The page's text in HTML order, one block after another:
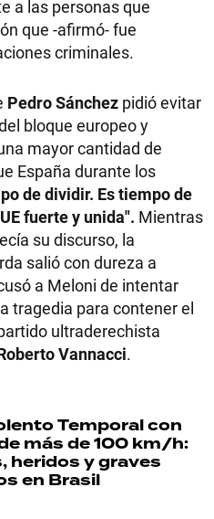
a las personas que
que -afirmó- fue
criminales.
Pedro Sánchez pidió evitar
bloque europeo y
mayor cantidad de
España durante los
de dividir. Es tiempo de
fuerte y unida". Mientras
su discurso, la
salió con dureza a
a Meloni de intentar
tragedia para contener el
ultraderechista
Vannacci.
Temporal con
más de 100 km/h:
heridos y graves
en Brasil